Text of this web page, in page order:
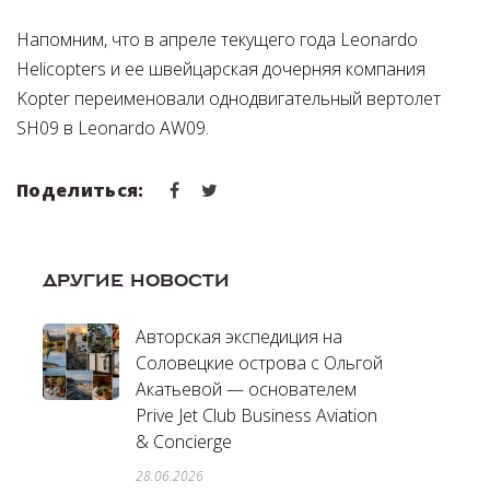
Напомним, что в апреле текущего года Leonardo
Helicopters и ее швейцарская дочерняя компания
Kopter переименовали однодвигательный вертолет
SH09 в Leonardo AW09.
Поделиться:
ДРУГИЕ НОВОСТИ
Авторская экспедиция на
Соловецкие острова с Ольгой
Акатьевой — основателем
Prive Jet Club Business Aviation
& Concierge
28.06.2026